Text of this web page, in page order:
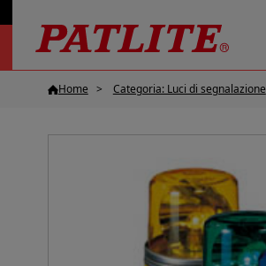
Home Categoria: Luci di segnalazione